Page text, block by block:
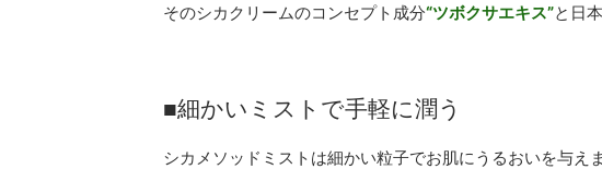
そのシカクリームのコンセプト成分“ツボクサエキス”と日
■細かいミストで手軽に潤う
シカメソッドミストは細かい粒子でお肌にうるおいを与えま